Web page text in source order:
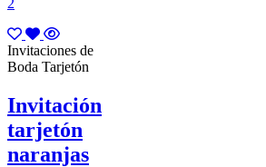
Invitaciones de
Boda Tarjetón
Invitación
tarjetón
naranjas